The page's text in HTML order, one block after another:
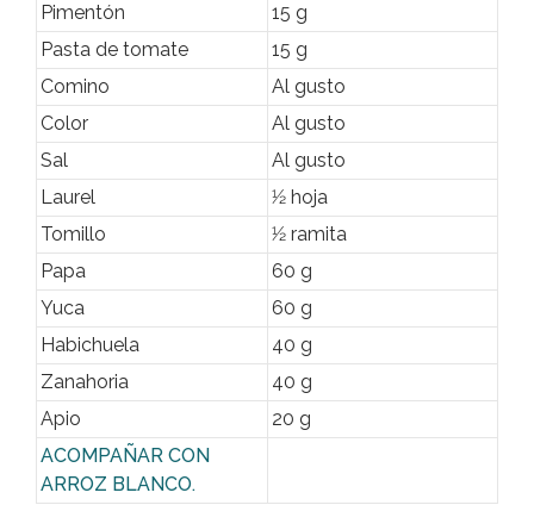
Pimentón
15 g
Pasta de tomate
15 g
Comino
Al gusto
Color
Al gusto
Sal
Al gusto
Laurel
1⁄2 hoja
Tomillo
1⁄2 ramita
Papa
60 g
Yuca
60 g
Habichuela
40 g
Zanahoria
40 g
Apio
20 g
ACOMPAÑAR CON
ARROZ BLANCO.